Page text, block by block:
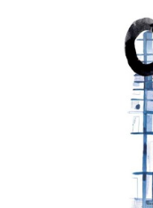
Schrijf hieronder je